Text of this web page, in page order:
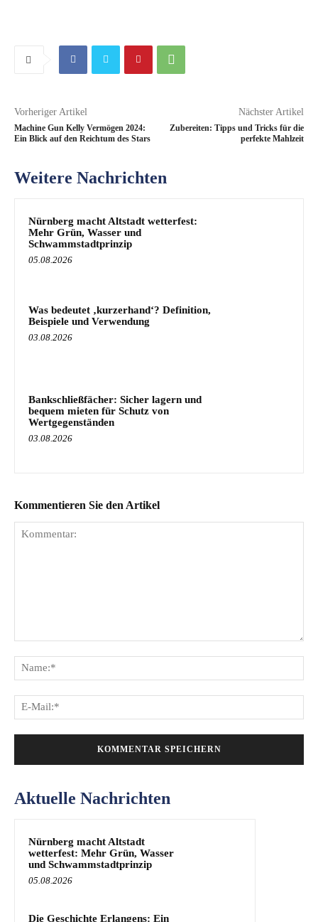
Vorheriger Artikel
Machine Gun Kelly Vermögen 2024:
Ein Blick auf den Reichtum des Stars
Nächster Artikel
Zubereiten: Tipps und Tricks für die
perfekte Mahlzeit
Weitere Nachrichten
Nürnberg macht Altstadt wetterfest:
Mehr Grün, Wasser und
Schwammstadtprinzip
05.08.2026
Was bedeutet ‚kurzerhand‘? Definition,
Beispiele und Verwendung
03.08.2026
Bankschließfächer: Sicher lagern und
bequem mieten für Schutz von
Wertgegenständen
03.08.2026
Kommentieren Sie den Artikel
Aktuelle Nachrichten
Nürnberg macht Altstadt
wetterfest: Mehr Grün, Wasser
und Schwammstadtprinzip
05.08.2026
Die Geschichte Erlangens: Ein